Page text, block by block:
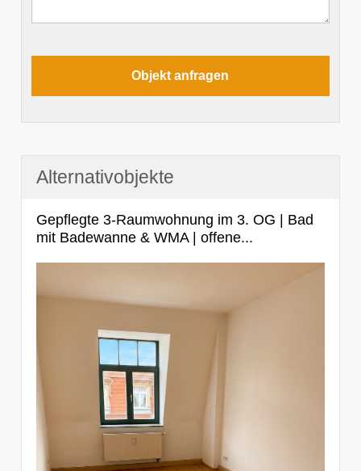
Alternativobjekte
Gepflegte 3-Raumwohnung im 3. OG | Bad
mit Badewanne & WMA | offene...